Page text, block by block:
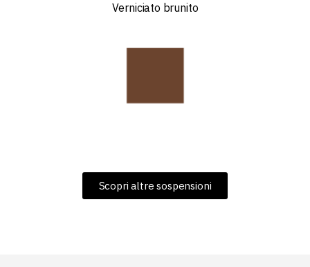
Verniciato brunito
Scopri altre sospensioni